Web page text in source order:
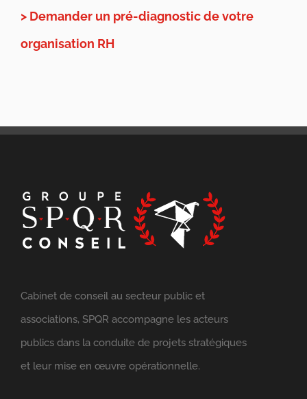
> Demander un pré-diagnostic de votre
organisation RH
Cabinet de conseil au secteur public et
associations, SPQR accompagne les acteurs
publics dans la conduite de projets stratégiques
et leur mise en œuvre opérationnelle.